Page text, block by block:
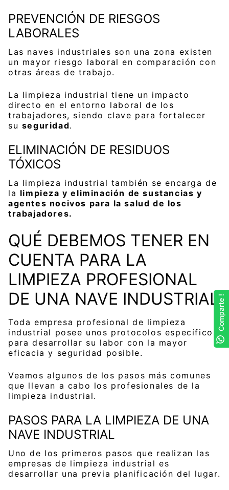
PREVENCIÓN DE RIESGOS
LABORALES
Las naves industriales son una zona existen
un mayor riesgo laboral en comparación con
otras áreas de trabajo.
La limpieza industrial tiene un impacto
directo en el entorno laboral de los
trabajadores, siendo clave para fortalecer
su seguridad.
ELIMINACIÓN DE RESIDUOS
TÓXICOS
La limpieza industrial también se encarga de
la limpieza y eliminación de sustancias y
agentes nocivos para la salud de los
trabajadores.
QUÉ DEBEMOS TENER EN
CUENTA PARA LA
LIMPIEZA PROFESIONAL
DE UNA NAVE INDUSTRIAL
Toda empresa profesional de limpieza
industrial posee unos protocolos específicos
para desarrollar su labor con la mayor
eficacia y seguridad posible.
Veamos algunos de los pasos más comunes
que llevan a cabo los profesionales de la
limpieza industrial.
PASOS PARA LA LIMPIEZA DE UNA
NAVE INDUSTRIAL
Uno de los primeros pasos que realizan las
empresas de limpieza industrial es
desarrollar una previa planificación del lugar.
Comparte !
Comparte !